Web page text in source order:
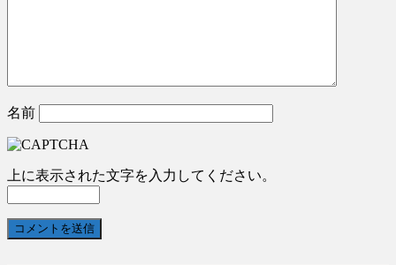
名前
上に表示された文字を入力してください。